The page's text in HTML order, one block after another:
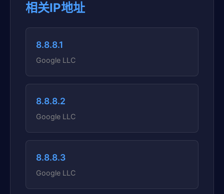
相关IP地址
8.8.8.1
Google LLC
8.8.8.2
Google LLC
8.8.8.3
Google LLC